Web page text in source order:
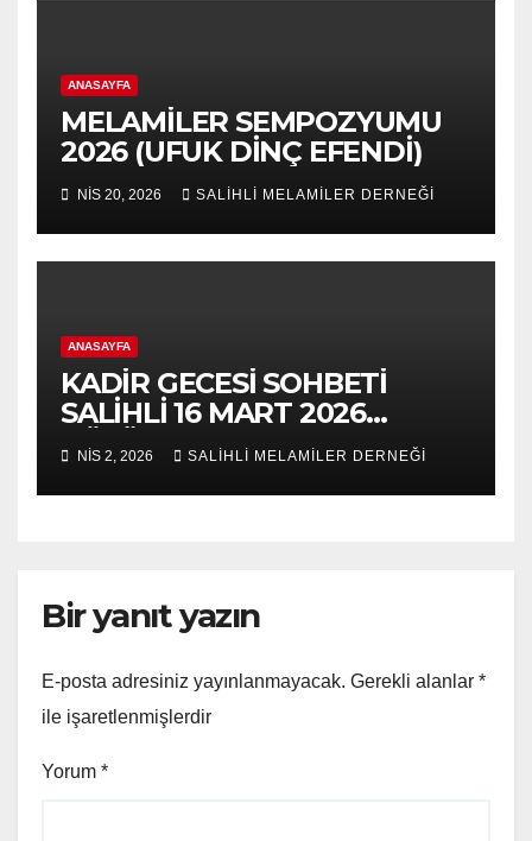
ANASAYFA
MELAMİLER SEMPOZYUMU
2026 (UFUK DİNÇ EFENDİ)
NIS 20, 2026 SALİHLİ MELAMİLER DERNEĞİ
ANASAYFA
KADİR GECESİ SOHBETİ
SALİHLİ 16 MART 2026
BÖLÜM 2
NIS 2, 2026 SALİHLİ MELAMİLER DERNEĞİ
Bir yanıt yazın
E-posta adresiniz yayınlanmayacak. Gerekli alanlar *
ile işaretlenmişlerdir
Yorum *